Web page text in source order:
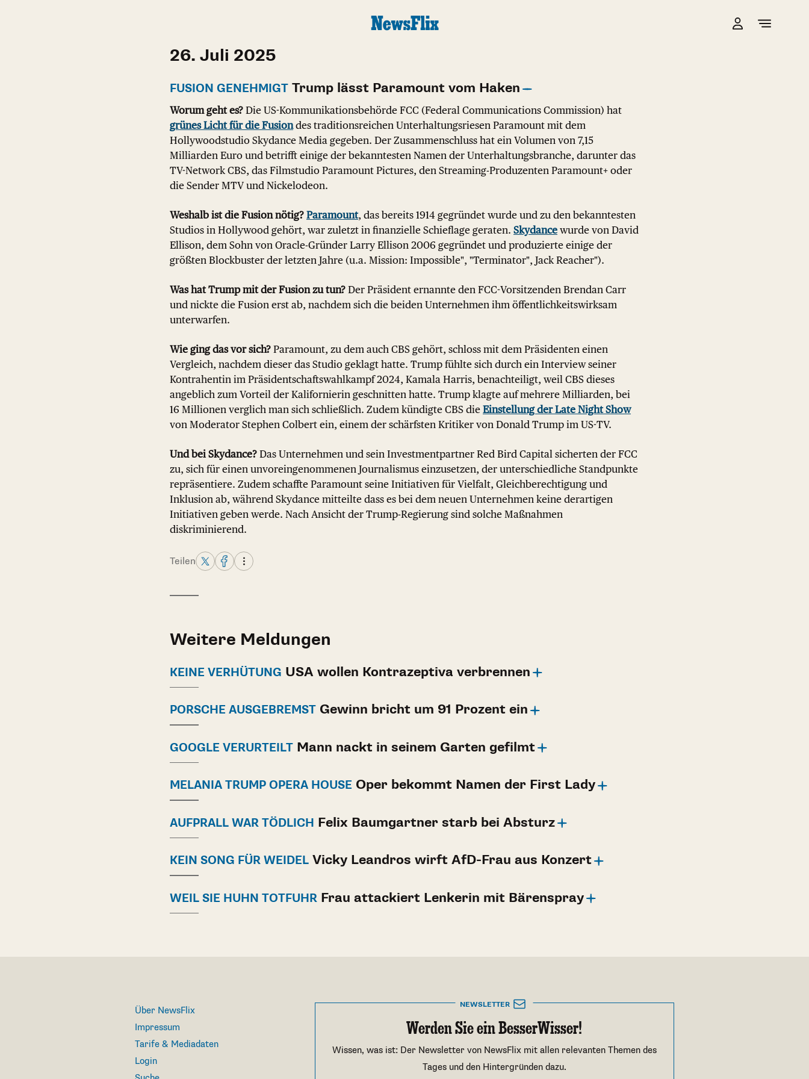
26. Juli 2025
FUSION GENEHMIGT Trump lässt Paramount vom Haken
Worum geht es? Die US-Kommunikationsbehörde FCC (Federal Communications Commission) hat
grünes Licht für die Fusiondes traditionsreichen Unterhaltungsriesen Paramount mit dem
Hollywoodstudio Skydance Media gegeben. Der Zusammenschluss hat ein Volumen von 7,15
Milliarden Euro und betrifft einige der bekanntesten Namen der Unterhaltungsbranche, darunter das
TV-Network CBS, das Filmstudio Paramount Pictures, den Streaming-Produzenten Paramount+ oder
die Sender MTV und Nickelodeon.
Weshalb ist die Fusion nötig? Paramount, das bereits 1914 gegründet wurde und zu den bekanntesten
Studios in Hollywood gehört, war zuletzt in finanzielle Schieflage geraten. Skydance wurde von David
Ellison, dem Sohn von Oracle-Gründer Larry Ellison 2006 gegründet und produzierte einige der
größten Blockbuster der letzten Jahre (u.a. Mission: Impossible", "Terminator", Jack Reacher").
Was hat Trump mit der Fusion zu tun? Der Präsident ernannte den FCC-Vorsitzenden Brendan Carr
und nickte die Fusion erst ab, nachdem sich die beiden Unternehmen ihm öffentlichkeitswirksam
unterwarfen.
Wie ging das vor sich? Paramount, zu dem auch CBS gehört, schloss mit dem Präsidenten einen
Vergleich, nachdem dieser das Studio geklagt hatte. Trump fühlte sich durch ein Interview seiner
Kontrahentin im Präsidentschaftswahlkampf 2024, Kamala Harris, benachteiligt, weil CBS dieses
angeblich zum Vorteil der Kalifornierin geschnitten hatte. Trump klagte auf mehrere Milliarden, bei
16 Millionen verglich man sich schließlich. Zudem kündigte CBS die Einstellung der Late Night Show
von Moderator Stephen Colbert ein, einem der schärfsten Kritiker von Donald Trump im US-TV.
Und bei Skydance? Das Unternehmen und sein Investmentpartner Red Bird Capital sicherten der FCC
zu, sich für einen unvoreingenommenen Journalismus einzusetzen, der unterschiedliche Standpunkte
repräsentiere. Zudem schaffte Paramount seine Initiativen für Vielfalt, Gleichberechtigung und
Inklusion ab, während Skydance mitteilte dass es bei dem neuen Unternehmen keine derartigen
Initiativen geben werde. Nach Ansicht der Trump-Regierung sind solche Maßnahmen
diskriminierend.
Teilen
Weitere Meldungen
KEINE VERHÜTUNG USA wollen Kontrazeptiva verbrennen
PORSCHE AUSGEBREMST Gewinn bricht um 91 Prozent ein
GOOGLE VERURTEILT Mann nackt in seinem Garten gefilmt
MELANIA TRUMP OPERA HOUSE Oper bekommt Namen der First Lady
AUFPRALL WAR TÖDLICH Felix Baumgartner starb bei Absturz
KEIN SONG FÜR WEIDEL Vicky Leandros wirft AfD-Frau aus Konzert
WEIL SIE HUHN TOTFUHR Frau attackiert Lenkerin mit Bärenspray
Über NewsFlix
Impressum
Tarife & Mediadaten
Login
NEWSLETTER
Werden Sie ein BesserWisser!
Wissen, was ist: Der Newsletter von NewsFlix mit allen relevanten Themen des
Tages und den Hintergründen dazu.